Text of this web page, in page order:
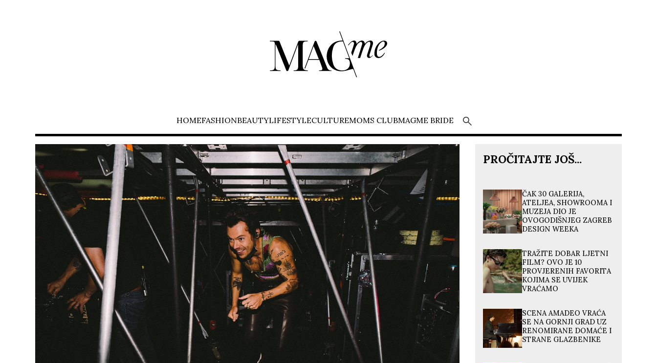
HOMEFASHIONBEAUTYLIFESTYLECULTUREMOMS CLUBMAGME BRIDE
PROČITAJTE JOŠ...
ČAK 30 GALERIJA,
ATELJEA, SHOWROOMA I
MUZEJA DIO JE
OVOGODIŠNJEG ZAGREB
DESIGN WEEKA
TRAŽITE DOBAR LJETNI
FILM? OVO JE 10
PROVJERENIH FAVORITA
KOJIMA SE UVIJEK
VRAĆAMO
SCENA AMADEO VRAĆA
SE NA GORNJI GRAD UZ
RENOMIRANE DOMAĆE I
STRANE GLAZBENIKE